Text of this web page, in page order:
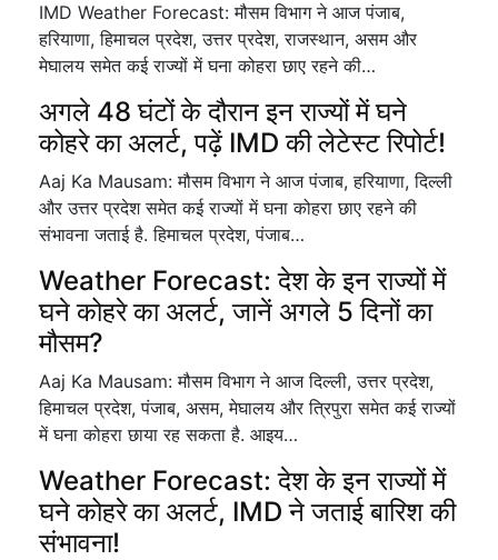
IMD Weather Forecast: मौसम विभाग ने आज पंजाब,
हरियाणा, हिमाचल प्रदेश, उत्तर प्रदेश, राजस्थान, असम और
मेघालय समेत कई राज्यों में घना कोहरा छाए रहने की…
अगले 48 घंटों के दौरान इन राज्यों में घने
कोहरे का अलर्ट, पढ़ें IMD की लेटेस्ट रिपोर्ट!
Aaj Ka Mausam: मौसम विभाग ने आज पंजाब, हरियाणा, दिल्ली
और उत्तर प्रदेश समेत कई राज्यों में घना कोहरा छाए रहने की
संभावना जताई है. हिमाचल प्रदेश, पंजाब…
Weather Forecast: देश के इन राज्यों में
घने कोहरे का अलर्ट, जानें अगले 5 दिनों का
मौसम?
Aaj Ka Mausam: मौसम विभाग ने आज दिल्ली, उत्तर प्रदेश,
हिमाचल प्रदेश, पंजाब, असम, मेघालय और त्रिपुरा समेत कई राज्यों
में घना कोहरा छाया रह सकता है. आइय…
Weather Forecast: देश के इन राज्यों में
घने कोहरे का अलर्ट, IMD ने जताई बारिश की
संभावना!